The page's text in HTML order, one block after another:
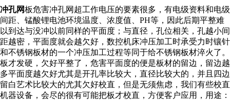
冲孔网板危害冲孔网超工作电压的要素很多，有电级资料和电级
间距、锰酸锂电池环境温度、浓度值、PH等，因此后期平整难
以到达与没冲以前同样的平面度；与直径，孔位相关，孔越小间
距越密，平面度就会越欠好，数控机床冲压加工时承受力时镶针
和不锈钢板材的一个冲压加工过程等同于给不锈钢板材淬火了。
板才发硬，欠好平整了，危害平面度的便是板材的留边，留边越
多平面度越欠好尤其是开孔率比较大，直径比较大的，并且四边
留白艺术比较大的尤其欠好校直，但是无须焦虑，我们有些校直
机器设备，会尽的很有可能把板才校直，方便客户应用，用途：